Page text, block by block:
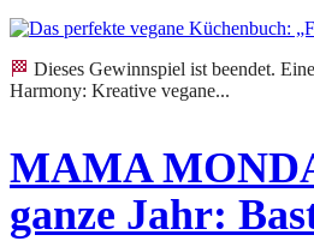
🏁 Dieses Gewinnspiel ist beendet. Eine Teilnahme ist nicht mehr möglich. ANZEIGE Es handelt sich um einen Gastartikel von meiner rasenden Reporterin Ayla. Zu aller erst: „Food &
Harmony: Kreative vegane...
MAMA
ganze Jahr: